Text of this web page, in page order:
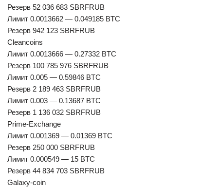
Резерв 52 036 683 SBRFRUB
Лимит 0.0013662 — 0.049185 BTC
Резерв 942 123 SBRFRUB
Cleancoins
Лимит 0.0013666 — 0.27332 BTC
Резерв 100 785 976 SBRFRUB
Лимит 0.005 — 0.59846 BTC
Резерв 2 189 463 SBRFRUB
Лимит 0.003 — 0.13687 BTC
Резерв 1 136 032 SBRFRUB
Prime-Exchange
Лимит 0.001369 — 0.01369 BTC
Резерв 250 000 SBRFRUB
Лимит 0.000549 — 15 BTC
Резерв 44 834 703 SBRFRUB
Galaxy-coin